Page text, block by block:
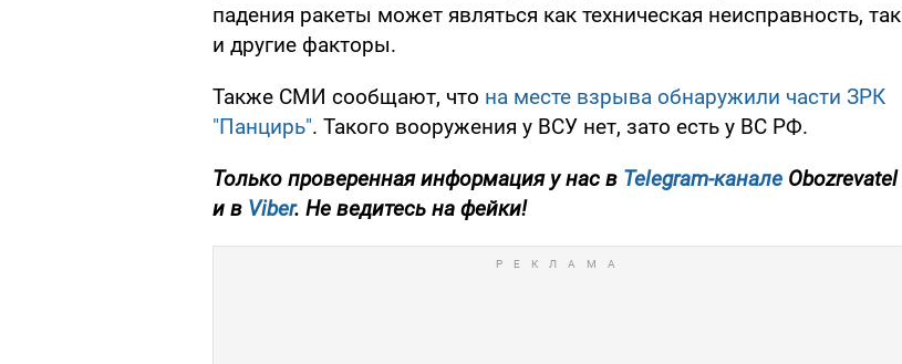
падения ракеты может являться как техническая неисправность, так
и другие факторы.
Также СМИ сообщают, что на месте взрыва обнаружили части ЗРК
"Панцирь". Такого вооружения у ВСУ нет, зато есть у ВС РФ.
Только проверенная информация у нас в Telegram-канале Obozrevatel
и в Viber. Не ведитесь на фейки!